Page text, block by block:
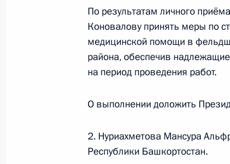
Федерации по приёму
4 августа 2026 года, 17:17
видео-конференц-связи
Президента Российской
По результатам личного
Коновалову принять меры по
медицинской помощи в
района, обеспечив
на период проведения работ.
О выполнении доложить
2. Нуриахметова Мансура
Республики Башкортостан.